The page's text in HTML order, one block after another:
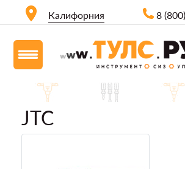
Калифорния 8
JTC